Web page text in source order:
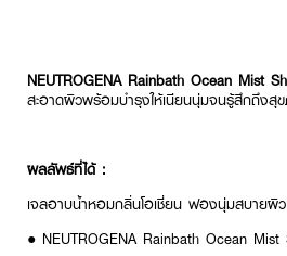
NEUTROGENA Rainbath Ocean Mist
สะอาดผิวพร้อมบำรุงให้เนียนนุ่มจนรู้สึกถึงสุ
ผลลัพธ์ที่ได้ :
เจลอาบน้ำหอมกลิ่นโอเชี่ยน ฟองนุ่มสบายผิ
● NEUTROGENA Rainbath Ocean Mist